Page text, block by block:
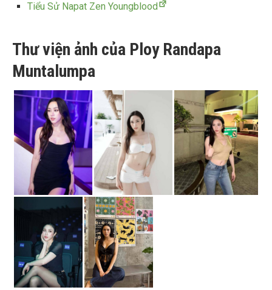
Tiểu Sử Napat Zen Youngblood
Thư viện ảnh của Ploy Randapa
Muntalumpa